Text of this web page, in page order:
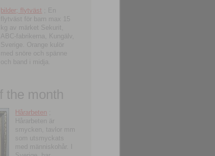
bilder; flytväst ; En
flytväst för barn max 15
kg av märket Sekurit,
ABC-fabrikerna, Kungälv,
Sverige. Orange kulör
med snöre och spänne
och band i midja.
the month
Hårarbeten
Hårarbeten är
smycken, tavlor mm
som utsmyckats
med människohår. I